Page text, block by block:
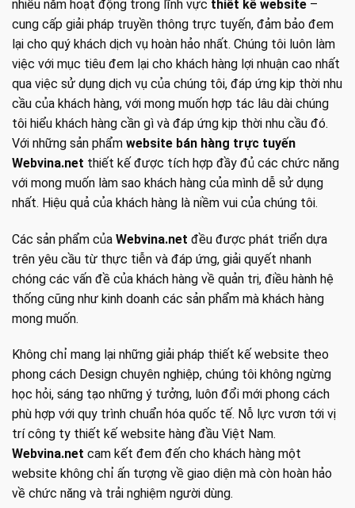
nhiều năm hoạt động trong lĩnh vực thiết kế website –
cung cấp giải pháp truyền thông trực tuyến, đảm bảo đem
lại cho quý khách dịch vụ hoàn hảo nhất. Chúng tôi luôn làm
việc với mục tiêu đem lại cho khách hàng lợi nhuận cao nhất
qua việc sử dụng dịch vụ của chúng tôi, đáp ứng kịp thời nhu
cầu của khách hàng, với mong muốn hợp tác lâu dài chúng
tôi hiểu khách hàng cần gì và đáp ứng kịp thời nhu cầu đó.
Với những sản phẩm website bán hàng trực tuyến
Webvina.net thiết kế được tích hợp đầy đủ các chức năng
với mong muốn làm sao khách hàng của mình dễ sử dụng
nhất. Hiệu quả của khách hàng là niềm vui của chúng tôi.
Các sản phẩm của Webvina.net đều được phát triển dựa
trên yêu cầu từ thực tiễn và đáp ứng, giải quyết nhanh
chóng các vấn đề của khách hàng về quản trị, điều hành hệ
thống cũng như kinh doanh các sản phẩm mà khách hàng
mong muốn.
Không chỉ mang lại những giải pháp thiết kế website theo
phong cách Design chuyên nghiệp, chúng tôi không ngừng
học hỏi, sáng tạo những ý tưởng, luôn đổi mới phong cách
phù hợp với quy trình chuẩn hóa quốc tế. Nỗ lực vươn tới vị
trí công ty thiết kế website hàng đầu Việt Nam.
Webvina.net cam kết đem đến cho khách hàng một
website không chỉ ấn tượng về giao diện mà còn hoàn hảo
về chức năng và trải nghiệm người dùng.